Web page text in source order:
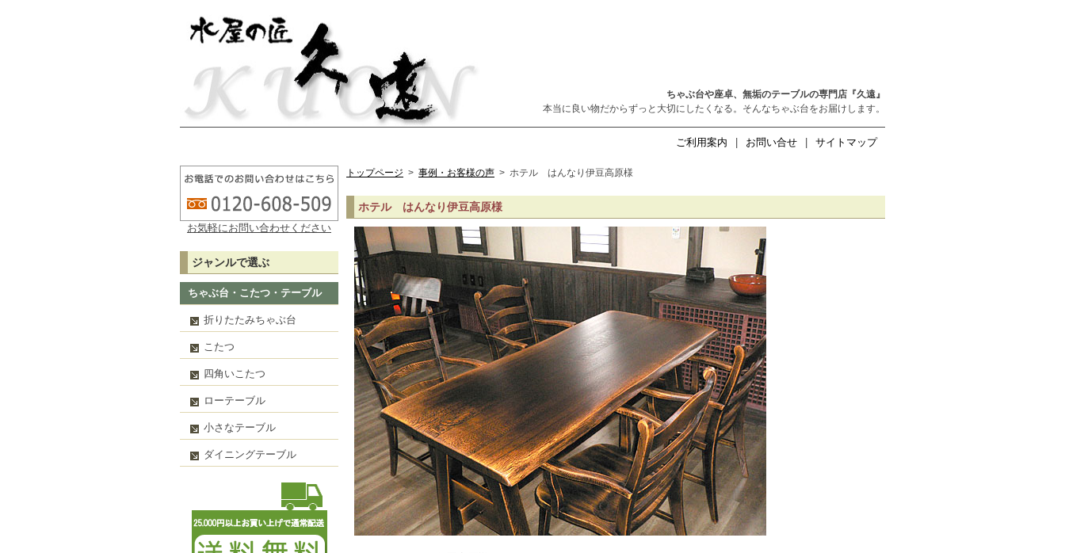
ちゃぶ台や座卓、無垢のテーブルの専門店『久遠』
本当に良い物だからずっと大切にしたくなる。そんなちゃぶ台をお届けします。
サイトマップ
お問い合せ
ご利用案内
お気軽にお問い合わせください
ジャンルで選ぶ
ちゃぶ台・こたつ・テーブル
折りたたみちゃぶ台
こたつ
四角いこたつ
ローテーブル
小さなテーブル
ダイニングテーブル
トップページ > 事例・お客様の声 > ホテル はんなり伊豆高原様
ホテル はんなり伊豆高原様